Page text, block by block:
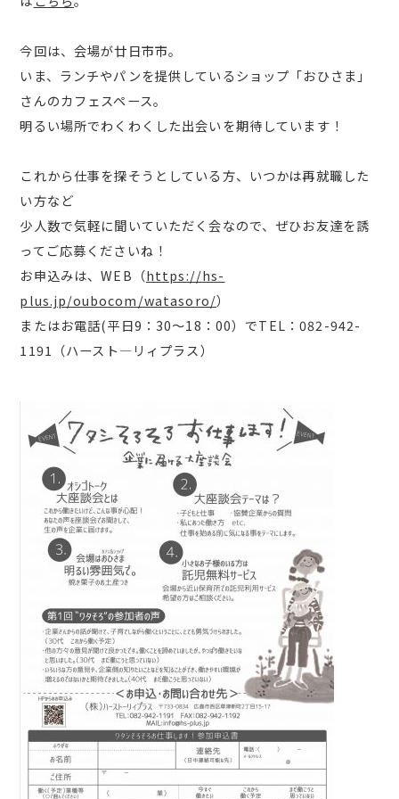
今回は、会場が廿日市市。
いま、ランチやパンを提供しているショップ「おひさま」
さんのカフェスペース。
明るい場所でわくわくした出会いを期待しています！
これから仕事を探そうとしている方、いつかは再就職した
い方など
少人数で気軽に聞いていただく会なので、ぜひお友達を誘
ってご応募くださいね！
お申込みは、WEB（https://hs-
plus.jp/oubocom/watasoro/）
またはお電話(平日9：30～18：00）でTEL：082-942-
1191（ハースト―リィプラス）